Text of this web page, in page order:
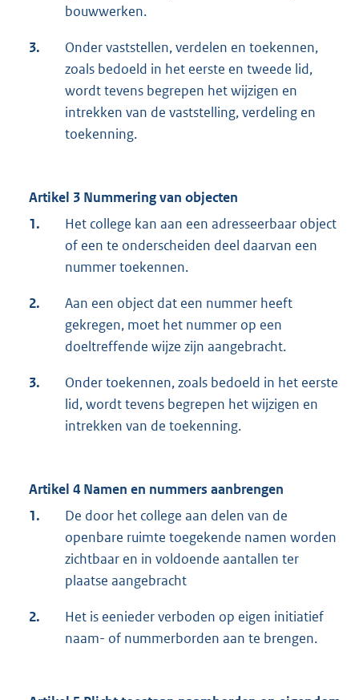
bouwwerken.
3.
Onder vaststellen, verdelen en toekennen,
zoals bedoeld in het eerste en tweede lid,
wordt tevens begrepen het wijzigen en
intrekken van de vaststelling, verdeling en
toekenning.
Artikel 3 Nummering van objecten
1.
Het college kan aan een adresseerbaar object
of een te onderscheiden deel daarvan een
nummer toekennen.
2.
Aan een object dat een nummer heeft
gekregen, moet het nummer op een
doeltreffende wijze zijn aangebracht.
3.
Onder toekennen, zoals bedoeld in het eerste
lid, wordt tevens begrepen het wijzigen en
intrekken van de toekenning.
Artikel 4 Namen en nummers aanbrengen
1.
De door het college aan delen van de
openbare ruimte toegekende namen worden
zichtbaar en in voldoende aantallen ter
plaatse aangebracht
2.
Het is eenieder verboden op eigen initiatief
naam- of nummerborden aan te brengen.